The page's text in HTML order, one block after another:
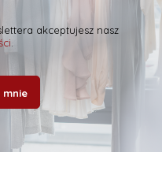
akceptujesz nasz
mnie